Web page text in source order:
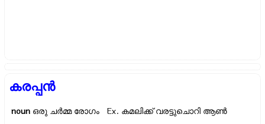
കരപ്പന്‍
noun ഒരു ചര്‍മ്മ രോഗം Ex. കമലിക്ക് വരട്ടുചൊറി ആണ്‍